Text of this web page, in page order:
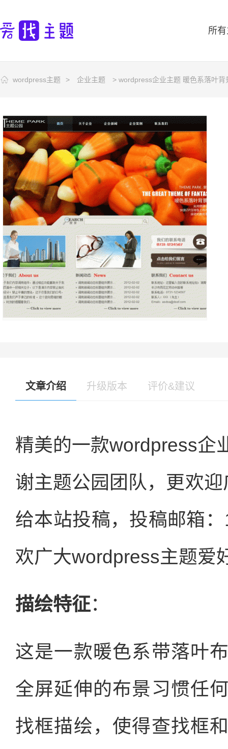
所
wordpress主题 > 企业主题 > wordpress企业主题 暖色系落叶
文章介绍 升级版本 评价&建议
精美的一款wordpress企
谢主题公园团队，更欢
给本站投稿，投稿邮箱
欢广大wordpress主题爱
描绘特征：
这是一款暖色系带落叶
全屏延伸的布景习惯任
找框描绘，使得查找框